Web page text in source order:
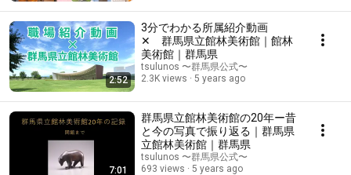
2:52
3分でわかる所属紹介動画
✕ 群馬県立館林美術館｜館林
美術館｜群馬県
tsulunos 〜群馬県公式〜
2.3K views
5 years ago
7:01
群馬県立館林美術館の20年ー昔
と今の写真で振り返る｜群馬県
立館林美術館｜群馬県
tsulunos 〜群馬県公式〜
693 views
5 years ago